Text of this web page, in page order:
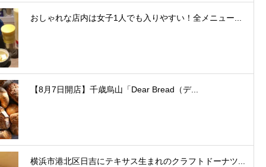
おしゃれな店内は女子1人でも入りやすい！全メニュー...
【8月7日開店】千歳烏山「Dear Bread（デ...
横浜市港北区日吉にテキサス生まれのクラフトドーナツ...